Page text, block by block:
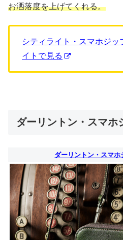
お洒落度を上げてくれる。
シティライト・スマホジッ
イトで見る
ダーリントン・スマホ
ダーリントン・スマ